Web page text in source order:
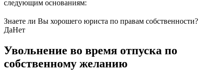
следующим основаниям:
Знаете ли Вы хорошего юриста по правам собственности?
ДаНет
Увольнение во время отпуска по
собственному желанию